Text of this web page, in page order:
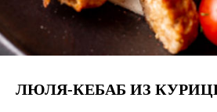
ЛЮЛЯ-КЕБАБ ИЗ